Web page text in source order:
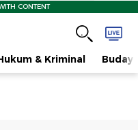
CONTENT
& Kriminal